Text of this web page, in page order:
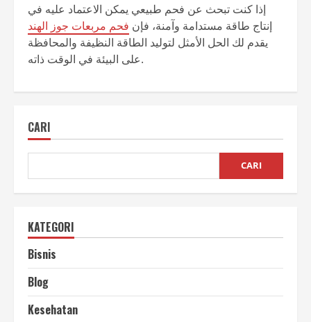
إذا كنت تبحث عن فحم طبيعي يمكن الاعتماد عليه في
إنتاج طاقة مستدامة وآمنة، فإن فحم مربعات جوز الهند
يقدم لك الحل الأمثل لتوليد الطاقة النظيفة والمحافظة
على البيئة في الوقت ذاته.
CARI
CARI
KATEGORI
Bisnis
Blog
Kesehatan